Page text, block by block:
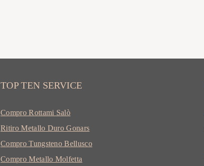
TOP TEN SERVICE
Compro Rottami Salò
Ritiro Metallo Duro Gonars
Compro Tungsteno Bellusco
Compro Metallo Molfetta